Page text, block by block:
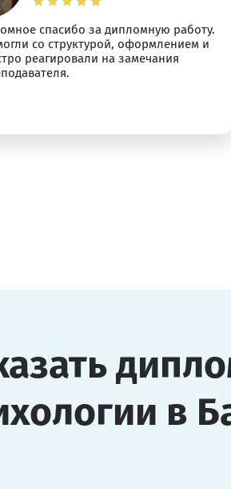
спасибо за дипломную работу.
со структурой, оформлением и
реагировали на замечания
в